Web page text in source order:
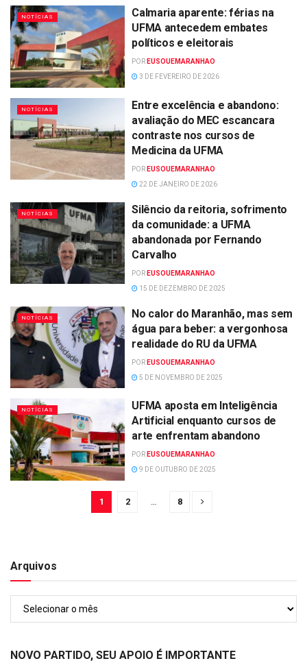
NOTÍCIAS
Calmaria aparente: férias na
UFMA antecedem embates
políticos e eleitorais
POR EUSOUEMARANHAO
3 DE FEVEREIRO DE 2026
NOTÍCIAS
Entre excelência e abandono:
avaliação do MEC escancara
contraste nos cursos de
Medicina da UFMA
POR EUSOUEMARANHAO
22 DE JANEIRO DE 2026
NOTÍCIAS
Silêncio da reitoria, sofrimento
da comunidade: a UFMA
abandonada por Fernando
Carvalho
POR EUSOUEMARANHAO
15 DE DEZEMBRO DE 2025
NOTÍCIAS
No calor do Maranhão, mas sem
água para beber: a vergonhosa
realidade do RU da UFMA
POR EUSOUEMARANHAO
5 DE NOVEMBRO DE 2025
NOTÍCIAS
UFMA aposta em Inteligência
Artificial enquanto cursos de
arte enfrentam abandono
POR EUSOUEMARANHAO
9 DE OUTUBRO DE 2025
1 2 8
Arquivos
NOVO PARTIDO, SEU APOIO É IMPORTANTE